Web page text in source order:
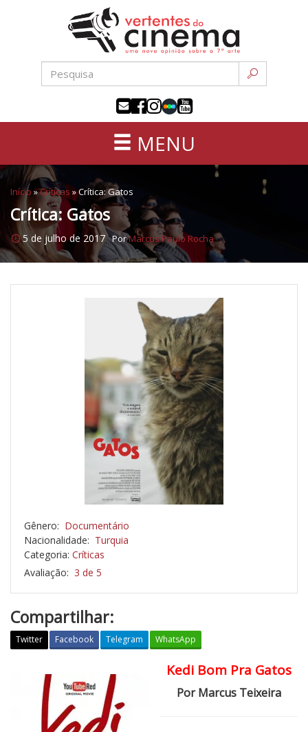
conteúdo
sétima
MENU
Início »Críticas »Crítica: Gatos
Crítica: Gatos
5 de julho de 2017 PorMarcus Paulo Rocha
Gênero: Documentário
Nacionalidade: Turquia
Categoria: Críticas
Avaliação: 3 de 5
Compartilhar:
Twitter Facebook Telegram WhatsApp
Kedi Bom Pra Gatos
Por Marcus Teixeira